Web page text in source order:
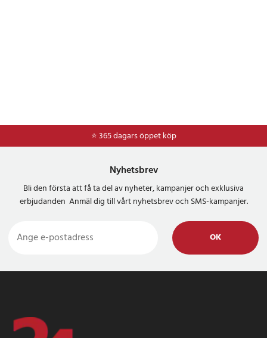
⭐ 365 dagars öppet köp
Nyhetsbrev
Bli den första att få ta del av nyheter, kampanjer och exklusiva
erbjudanden Anmäl dig till vårt nyhetsbrev och SMS-kampanjer.
OK